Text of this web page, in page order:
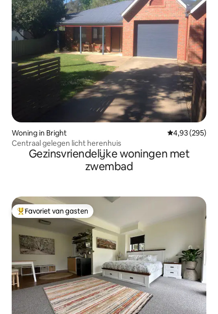
Woning in Bright Gemiddelde
4,93 (295)
Centraal gelegen licht herenhuis
Gezinsvriendelijke woningen met
zwembad
Topfavoriet van gasten
Favoriet van gasten